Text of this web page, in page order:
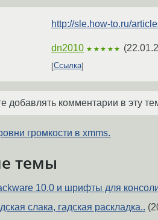
http://sle.how-to.ru/
dn2010 ★★★★★ (
Ссылка
добавлять комментарии в эту
громкости в xmms.
темы
10.0 и шрифты для
слака, гадская раскладка..